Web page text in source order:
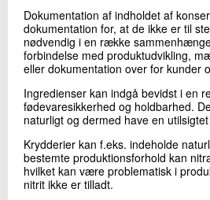
+45 72 20 22 98
Send e-mail
Dokumentation af indholdet af
dokumentation for, at de ikke er til
nødvendig i en række
forbindelse med produktudvikling,
eller dokumentation over for kunder
Ingredienser kan indgå bevidst i en
fødevaresikkerhed og holdbarhed.
naturligt og dermed have en
Krydderier kan f.eks. indeholde
bestemte produktionsforhold kan
hvilket kan være problematisk i
nitrit ikke er tilladt.